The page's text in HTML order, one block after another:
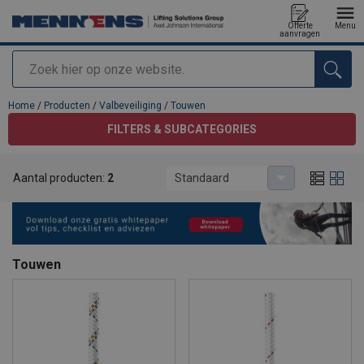
Zoeken
Offerte
aanvragen
Menu
toegevoegd aan uw offerte
Home / Producten / Valbeveiliging / Touwen
FILTERS & SUBCATEGORIES
Touwen
Aantal producten: 2 Standaard